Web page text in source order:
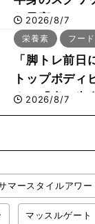
た最高マシン“
プルオーバー
2026/8/7
栄養素 フー
「脚トレ前日
トップボディ
する「米＋牛
回復メシとは
2026/8/7
マースタイルアワー
マッスルゲート